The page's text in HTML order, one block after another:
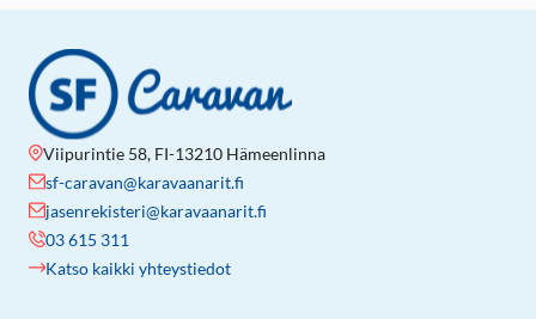
Viipurintie 58, FI-13210 Hämeenlinna
sf-caravan@karavaanarit.fi
jasenrekisteri@karavaanarit.fi
03 615 311
Katso kaikki yhteystiedot